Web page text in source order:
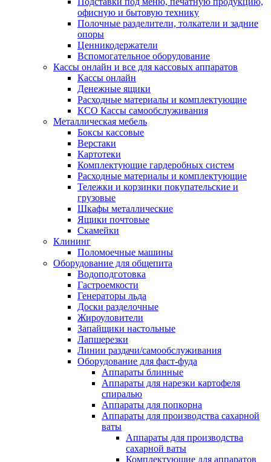
офисную и бытовую технику
Полочные разделители, толкатели и задние
опоры
Ценникодержатели
Вспомогательное оборудование
Кассы онлайн и все для кассовых аппаратов
Кассы онлайн
Денежные ящики
Расходные материалы и комплектующие
КСО Кассы самообслуживания
Металлическая мебель
Боксы кассовые
Верстаки
Картотеки
Комплектующие гардеробных систем
Расходные материалы и комплектующие
Тележки и корзинки покупательские и
грузовые
Шкафы металлические
Ящики почтовые
Скамейки
Клининг
Поломоечные машины
Оборудование для общепита
Водоподготовка
Гастроемкости
Генераторы льда
Доски разделочные
Жироуловители
Запайщики настольные
Лапшерезки
Линии раздачи/самообслуживания
Оборудование для фаст-фуда
Аппараты блинные
Аппараты для нарезки картофеля
спиралью
Аппараты для попкорна
Аппараты для производства сахарной
ваты
Аппараты для производства
сахарной ваты
Комплектующие для аппаратов